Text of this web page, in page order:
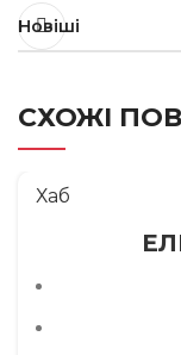
Новіші
СХОЖІ
Хаб